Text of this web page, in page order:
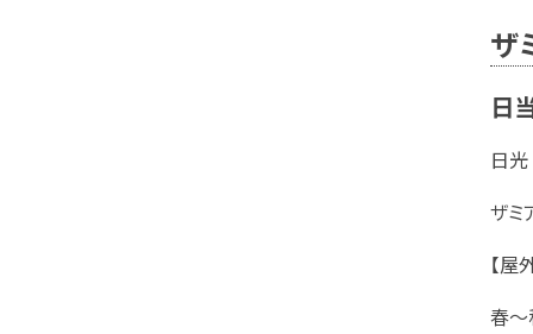
ザ
日
日光
ザミ
【屋
春～